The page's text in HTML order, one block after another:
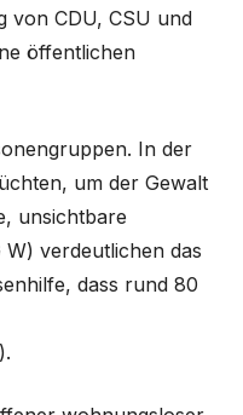
von CDU, CSU und
öffentlichen
In der
um der Gewalt
unsichtbare
verdeutlichen das
dass rund 80
).